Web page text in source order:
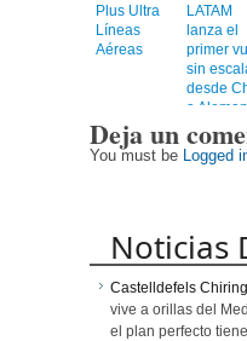
Plus Ultra
Líneas
Aéreas
LATAM
lanza el
primer
sin
desde
a
Deja un
You must be Logged
Noticias
Castelldefels
vive a orillas del
el plan perfecto